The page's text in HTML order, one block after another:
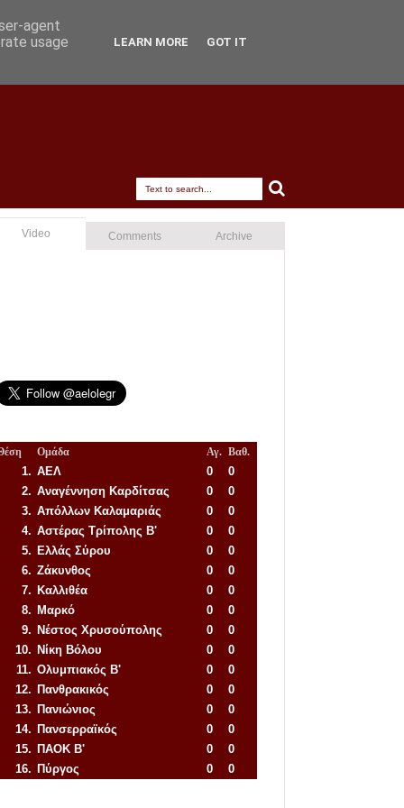
Video Comments Archive
Ομάδα Αγ. Βαθ.
1. ΑΕΛ 0
0
2. Αναγέννηση Καρδίτσας 0
0
3. Απόλλων Καλαμαριάς 0
0
4. Αστέρας Τρίπολης Β' 0
0
5. Ελλάς Σύρου 0
0
6. Ζάκυνθος 0
0
7. Καλλιθέα 0
0
8. Μαρκό 0
0
9. Νέστος Χρυσούπολης 0
0
10. Νίκη Βόλου 0
0
11. Ολυμπιακός Β' 0
0
12. Πανθρακικός 0
0
13. Πανιώνιος 0
0
14. Πανσερραϊκός 0
0
15. ΠΑΟΚ Β' 0
0
16. Πύργος 0
0
agent
usage
LEARN MORE GOT IT